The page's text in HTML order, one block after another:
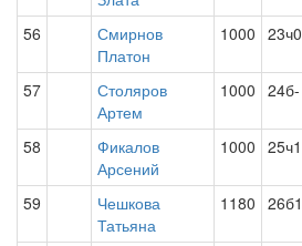
56
Смирнов
Платон
1000 23ч0
57
Столяров
Артем
1000 24б-
58
Фикалов
Арсений
1000 25ч1
59
Чешкова
Татьяна
1180 26б1